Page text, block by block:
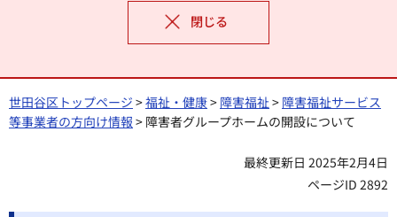
閉じる
世田谷区トップページ >福祉・健康> 障害福祉 > 障害福祉サービス
等事業者の方向け情報 > 障害者グループホームの開設について
最終更新日 2025年2月4日
ページID 2892